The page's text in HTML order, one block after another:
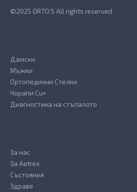
©2025 ORTO’S All rights reserved
Дамски
Мъжки
Ортопедични Стелки
Чорапи Cu+
Диагностика на стъпалото
За нас
За Aetrex
Състояния
Здраве